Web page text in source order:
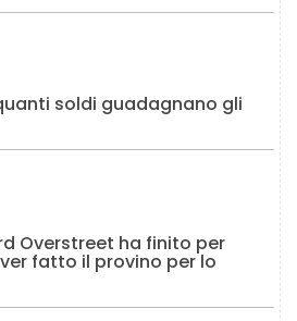
soldi guadagnano gli
Overstreet ha finito per
fatto il provino per lo